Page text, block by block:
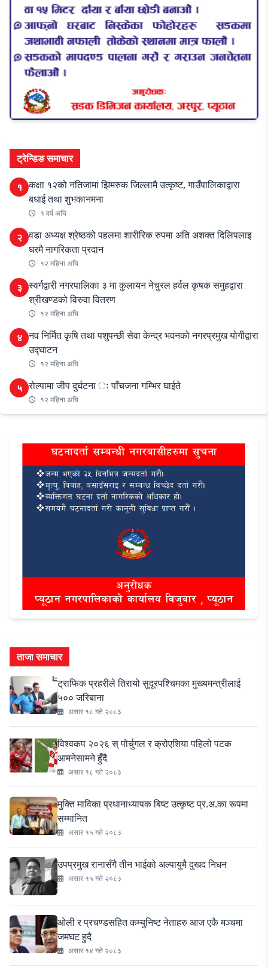
ट्रेन्डिङ समाचार
१ कक्षा १२को नतिजामा झिमरुक जिल्लामै उत्कृष्ट, गाउँपालिकाद्वारा
बधाई तथा शुभकानमना
१ वर्ष अघि
२ वडा अध्यक्ष श्रेष्ठको पहलमा शारीरिक रुपमा अति अशक्त दिलिपलाइ
घरमै नागरिकता प्रदान
१२ महिना अघि
३ स्वर्गद्वारी नगरपालिका ३ मा कुलायन नेचुरल हर्वल कृषक समुहद्वारा
श्रीखण्डको विरुवा वितरण
१२ महिना अघि
४ नव निर्मित कृषि तथा पशुपन्छी सेवा केन्द्र भवनको नगरप्रमुख योगीद्वारा
उद्घाटन
१२ महिना अघि
५ रोल्पामा जीप दुर्घटना ः पाँचजना गम्भिर घाईते
१२ महिना अघि
ताजा समाचार
ट्राफिक प्रहरीले तिरायो सुदूरपश्चिमका मुख्यमन्त्रीलाई
५०० जरिबाना
असार १८ गते २०८३
विश्वकप २०२६ स् पोर्चुगल र क्रोएशिया पहिलो पटक
आमनेसामने हुँदै
असार १८ गते २०८३
मुक्ति माविका प्रधानाध्यापक बिष्ट उत्कृष्ट प्र.अ.का रूपमा
सम्मानित
असार १५ गते २०८३
उपप्रमुख रानासँगै तीन भाईको अल्पायुमै दुखद निधन
असार १५ गते २०८३
ओली र प्रचण्डसहित कम्युनिष्ट नेताहरु आज एकै मञ्चमा
जमघट हुदै
असार १४ गते २०८३